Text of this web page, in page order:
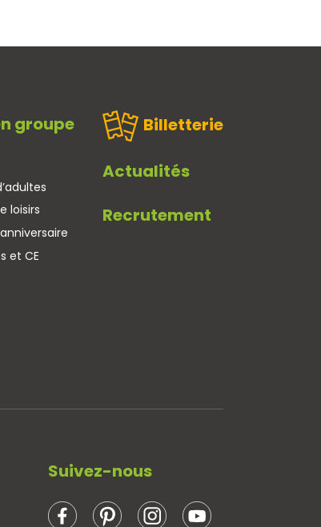
groupe
loisirs
et CE
Billetterie
Actualités
Recrutement
Suivez-nous